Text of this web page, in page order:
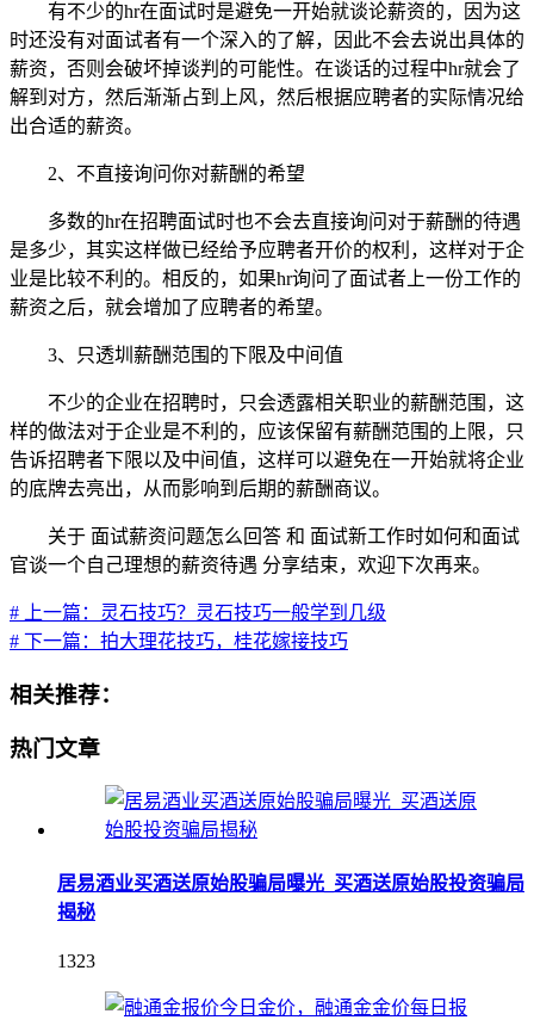
有不少的hr在面试时是避免一开始就谈论薪资的，因为这
时还没有对面试者有一个深入的了解，因此不会去说出具体的
薪资，否则会破坏掉谈判的可能性。在谈话的过程中hr就会了
解到对方，然后渐渐占到上风，然后根据应聘者的实际情况给
出合适的薪资。
2、不直接询问你对薪酬的希望
多数的hr在招聘面试时也不会去直接询问对于薪酬的待遇
是多少，其实这样做已经给予应聘者开价的权利，这样对于企
业是比较不利的。相反的，如果hr询问了面试者上一份工作的
薪资之后，就会增加了应聘者的希望。
3、只透圳薪酬范围的下限及中间值
不少的企业在招聘时，只会透露相关职业的薪酬范围，这
样的做法对于企业是不利的，应该保留有薪酬范围的上限，只
告诉招聘者下限以及中间值，这样可以避免在一开始就将企业
的底牌去亮出，从而影响到后期的薪酬商议。
关于 面试薪资问题怎么回答 和 面试新工作时如何和面试
官谈一个自己理想的薪资待遇 分享结束，欢迎下次再来。
# 上一篇：灵石技巧？灵石技巧一般学到几级
# 下一篇：拍大理花技巧，桂花嫁接技巧
相关推荐：
热门文章
居易酒业买酒送原始股骗局曝光_买酒送原始股投资骗局
揭秘
1323